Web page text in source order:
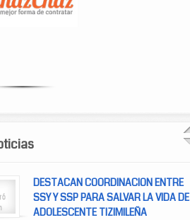
DESTACAN COORDINACION ENTRE
SSY Y SSP PARA SALVAR LA VIDA DE
ADOLESCENTE TIZIMILEÑA